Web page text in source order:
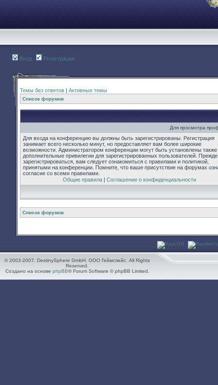
Вход Регистрация
Темы без ответов | Активные темы
Список форумов
Для просмотра
Для входа на конференцию вы должны быть зарегистрированы. Регистрация
занимает всего несколько минут, но предоставляет вам более широкие
возможности. Администратором конференции могут быть установлены также
дополнительные привилегии для зарегистрированных пользователей.
зарегистрироваться, вам следует ознакомиться с правилами и политикой,
принятыми на конференции. Помните, что ваше присутствие на форумах
согласие со всеми правилами.
Общие правила| Соглашение о конфиденциальности
Список форумов
© 2003-2007. DestinySphere GmbH, ООО Геймспейс. All Rights
Reserved.
Создано на основе phpBB® Forum Software © phpBB Limited.